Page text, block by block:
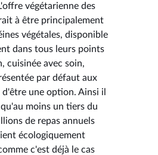
végétarienne des
à être principalement
végétales, disponible
dans tous leurs points
cuisinée avec soin,
par défaut aux
d'être une option. Ainsi il
moins un tiers du
de repas annuels
écologiquement
c'est déjà le cas